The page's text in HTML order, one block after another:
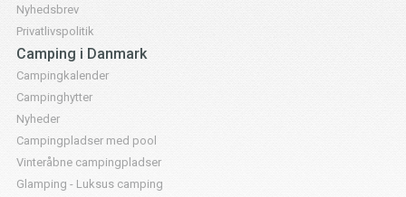
Nyhedsbrev
Privatlivspolitik
Camping i Danmark
Campingkalender
Campinghytter
Nyheder
Campingpladser med pool
Vinteråbne campingpladser
Glamping - Luksus camping